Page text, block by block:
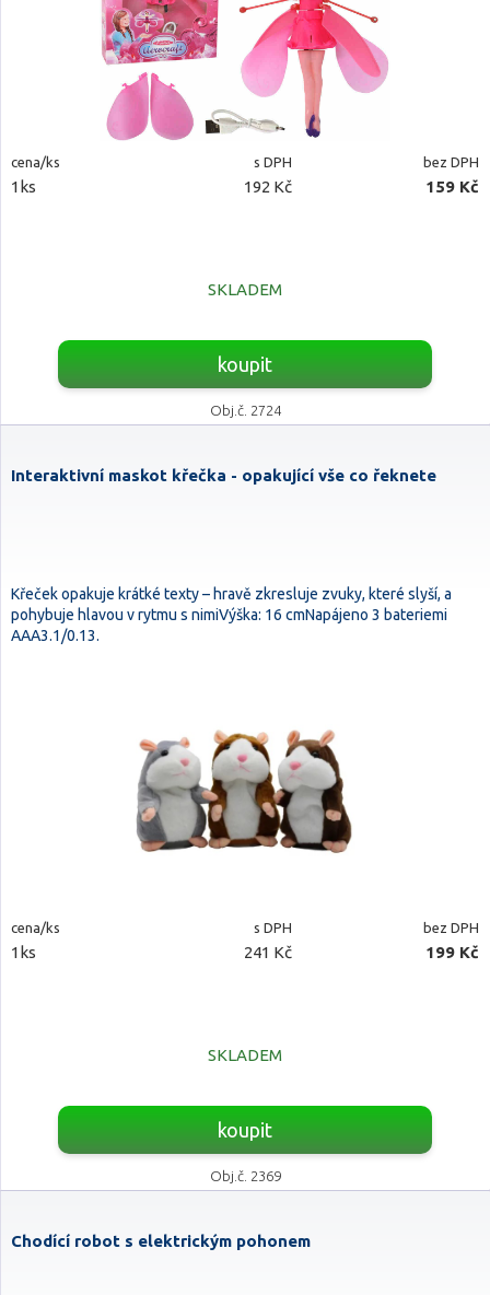
cena/ks s DPH bez DPH
1ks 192 Kč 159 Kč
SKLADEM
koupit
Obj.č. 2724
Interaktivní maskot křečka - opakující vše co řeknete
Křeček opakuje krátké texty – hravě zkresluje zvuky, které slyší, a
pohybuje hlavou v rytmu s nimiVýška: 16 cmNapájeno 3 bateriemi
AAA3.1/0.13.
cena/ks s DPH bez DPH
1ks 241 Kč 199 Kč
SKLADEM
koupit
Obj.č. 2369
Chodící robot s elektrickým pohonem